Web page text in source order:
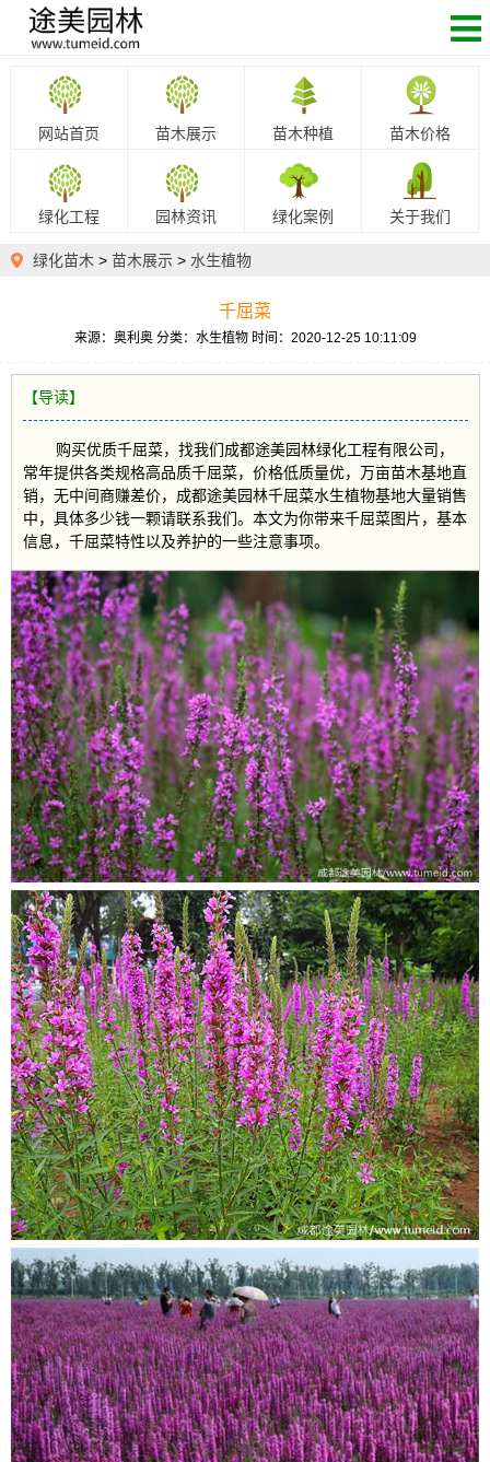
网站首页 苗木展示 苗木种植 苗木价格
绿化工程 园林资讯 绿化案例 关于我们
绿化苗木 > 苗木展示 > 水生植物
千屈菜
来源：奥利奥 分类：水生植物 时间：2020-12-25 10:11:09
【导读】
购买优质千屈菜，找我们成都途美园林绿化工程有限公司，
常年提供各类规格高品质千屈菜，价格低质量优，万亩苗木基地直
销，无中间商赚差价，成都途美园林千屈菜水生植物基地大量销售
中，具体多少钱一颗请联系我们。本文为你带来千屈菜图片，基本
信息，千屈菜特性以及养护的一些注意事项。